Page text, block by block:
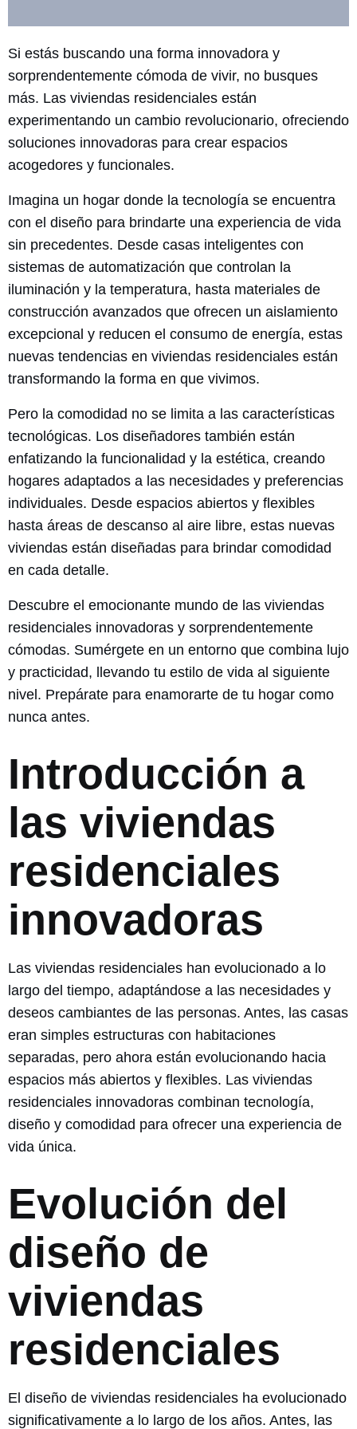
Si estás buscando una forma innovadora y
sorprendentemente cómoda de vivir, no busques
más. Las viviendas residenciales están
experimentando un cambio revolucionario, ofreciendo
soluciones innovadoras para crear espacios
acogedores y funcionales.
Imagina un hogar donde la tecnología se encuentra
con el diseño para brindarte una experiencia de vida
sin precedentes. Desde casas inteligentes con
sistemas de automatización que controlan la
iluminación y la temperatura, hasta materiales de
construcción avanzados que ofrecen un aislamiento
excepcional y reducen el consumo de energía, estas
nuevas tendencias en viviendas residenciales están
transformando la forma en que vivimos.
Pero la comodidad no se limita a las características
tecnológicas. Los diseñadores también están
enfatizando la funcionalidad y la estética, creando
hogares adaptados a las necesidades y preferencias
individuales. Desde espacios abiertos y flexibles
hasta áreas de descanso al aire libre, estas nuevas
viviendas están diseñadas para brindar comodidad
en cada detalle.
Descubre el emocionante mundo de las viviendas
residenciales innovadoras y sorprendentemente
cómodas. Sumérgete en un entorno que combina lujo
y practicidad, llevando tu estilo de vida al siguiente
nivel. Prepárate para enamorarte de tu hogar como
nunca antes.
Introducción a
las viviendas
residenciales
innovadoras
Las viviendas residenciales han evolucionado a lo
largo del tiempo, adaptándose a las necesidades y
deseos cambiantes de las personas. Antes, las casas
eran simples estructuras con habitaciones
separadas, pero ahora están evolucionando hacia
espacios más abiertos y flexibles. Las viviendas
residenciales innovadoras combinan tecnología,
diseño y comodidad para ofrecer una experiencia de
vida única.
Evolución del
diseño de
viviendas
residenciales
El diseño de viviendas residenciales ha evolucionado
significativamente a lo largo de los años. Antes, las